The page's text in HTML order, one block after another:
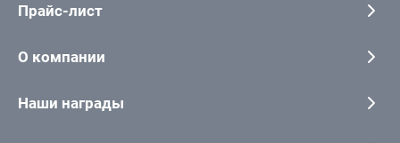
Прайс-лист
О компании
Наши награды